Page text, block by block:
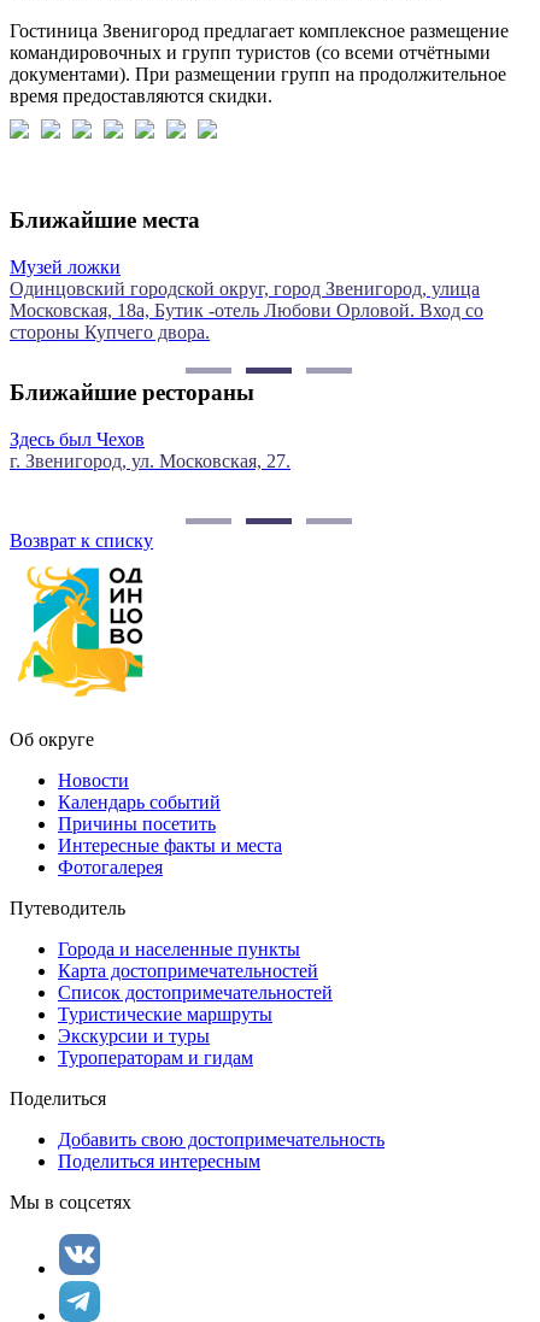
Гостиница Звенигород предлагает комплексное размещение
командировочных и групп туристов (со всеми отчётными
документами). При размещении групп на продолжительное
время предоставляются скидки.
Ближайшие места
округ, город Звенигород, улица
-отель Любови Орловой. Вход со
Московская улица, 37,
Ближайшие рестораны
ул. Московская, 27.
Возврат к списку
Об округе
Новости
Календарь событий
Причины посетить
Интересные факты и места
Фотогалерея
Путеводитель
Города и населенные пункты
Карта достопримечательностей
Список достопримечательностей
Туристические маршруты
Экскурсии и туры
Туроператорам и гидам
Поделиться
Добавить свою достопримечательность
Поделиться интересным
Мы в соцсетях